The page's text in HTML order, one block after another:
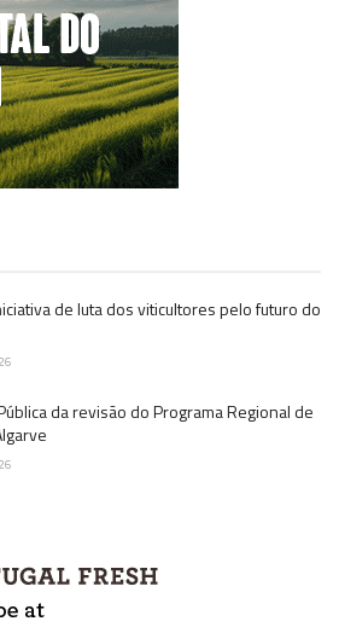
de luta dos viticultores pelo futuro do
da revisão do Programa Regional de